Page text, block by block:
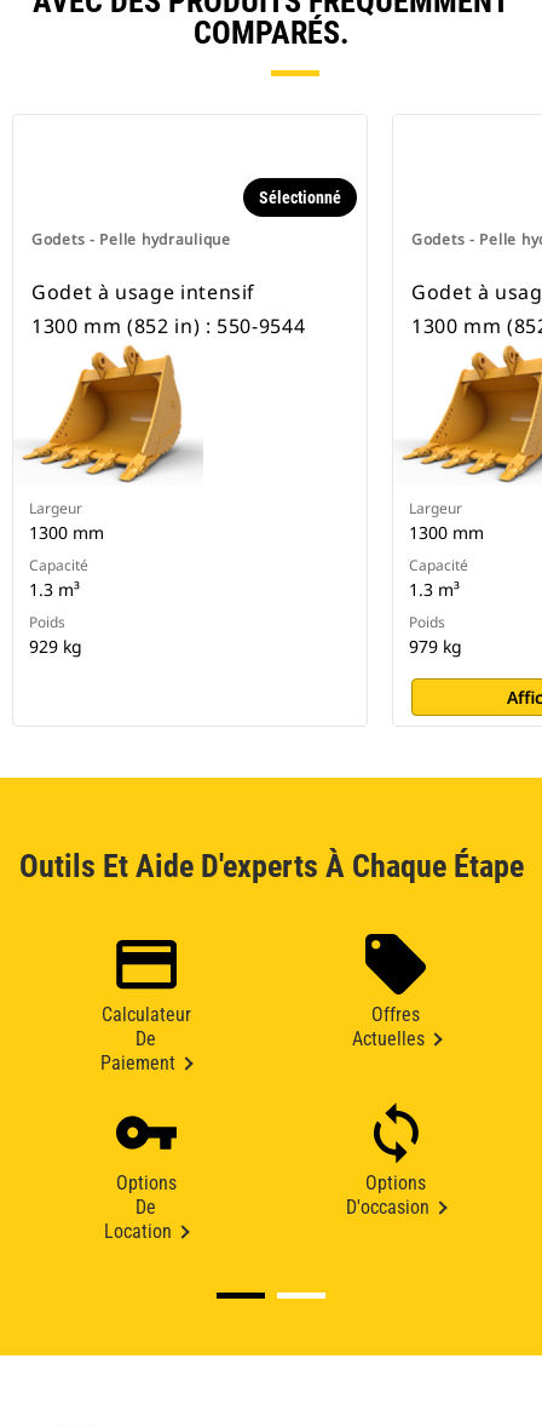
COMPARÉS.
Godets - Pelle hydraulique
Sélectionné
Godet à usage intensif
1300 mm (852 in) : 550-9544
Largeur
1300 mm
Capacité
1.3 m³
Poids
929 kg
Godets - Pelle
Godet à
1300 mm
Largeur
1300 mm
Capacité
1.3 m³
Poids
979 kg
Outils Et Aide D'experts À Chaque Étape
Calculateur
De
Paiement
Offres
Actuelles
Options
De
Location
Options
D'occasion